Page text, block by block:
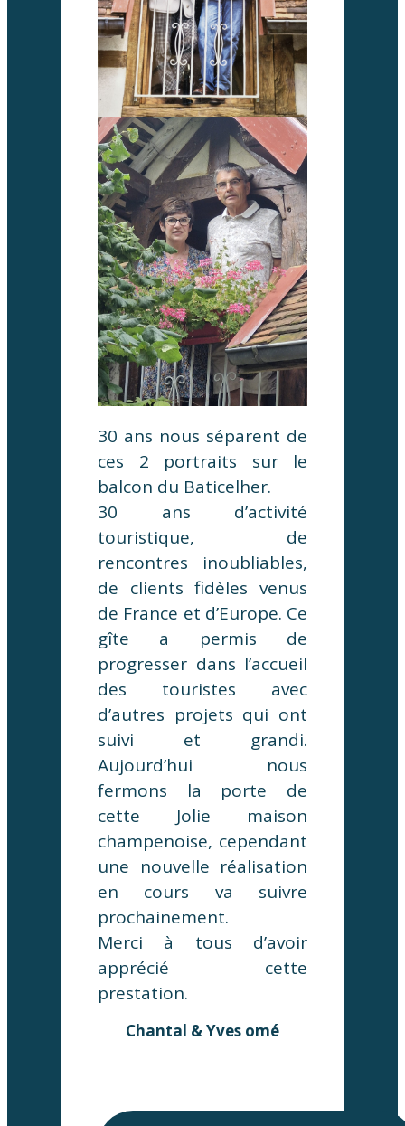
30 ans nous séparent de
ces 2 portraits sur le
balcon du Baticelher.
30 ans d’activité
touristique, de
rencontres inoubliables,
de clients fidèles venus
de France et d’Europe. Ce
gîte a permis de
progresser dans l’accueil
des touristes avec
d’autres projets qui ont
suivi et grandi.
Aujourd’hui nous
fermons la porte de
cette Jolie maison
champenoise, cependant
une nouvelle réalisation
en cours va suivre
prochainement.
Merci à tous d’avoir
apprécié cette
prestation.
Chantal & Yves omé